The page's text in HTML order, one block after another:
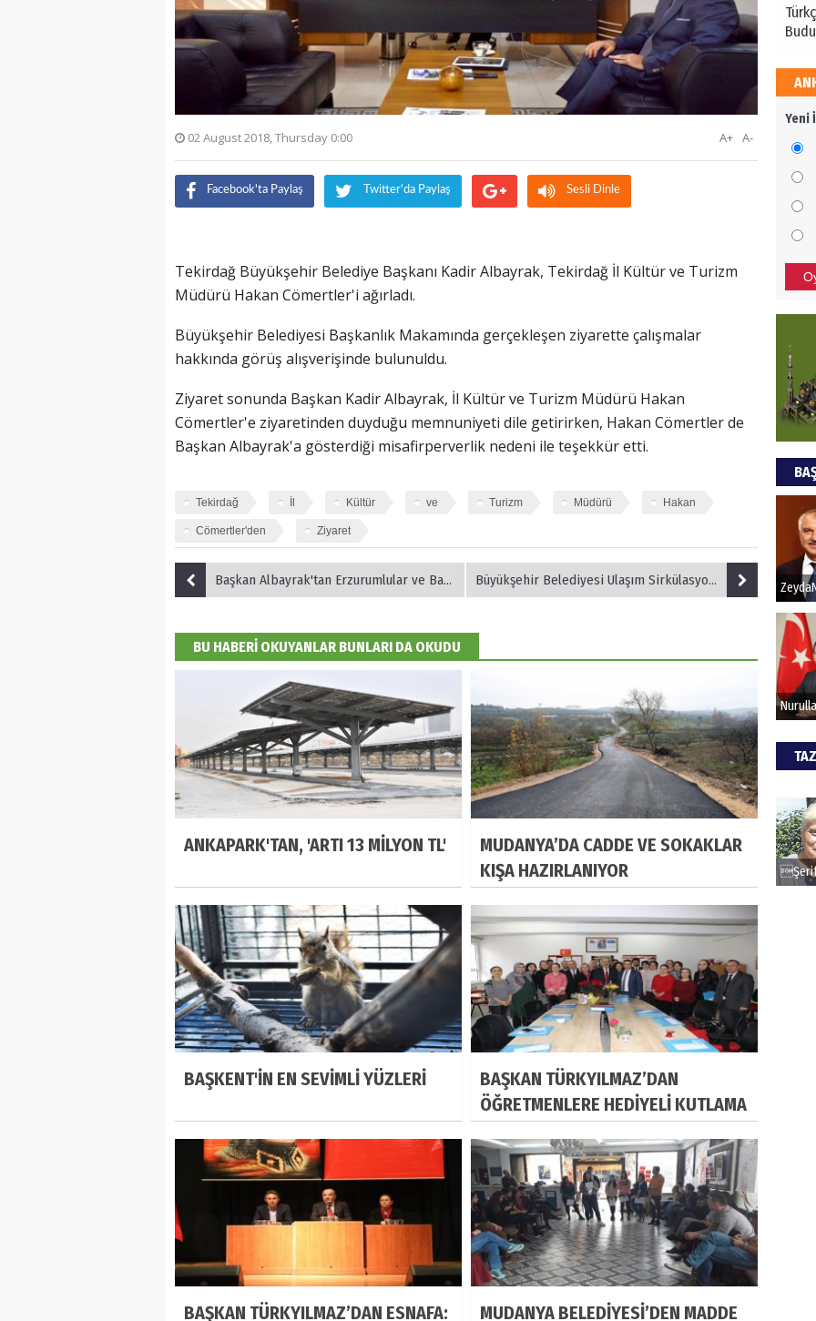
02 August 2018, Thursday 0:00 A-
A+
Facebook'ta Paylaş Twitter'da Paylaş Sesli Dinle
Tekirdağ Büyükşehir Belediye Başkanı Kadir Albayrak, Tekirdağ İl Kültür ve Turizm
Müdürü Hakan Cömertler'i ağırladı.
Büyükşehir Belediyesi Başkanlık Makamında gerçekleşen ziyarette çalışmalar
hakkında görüş alışverişinde bulunuldu.
Ziyaret sonunda Başkan Kadir Albayrak, İl Kültür ve Turizm Müdürü Hakan
Cömertler'e ziyaretinden duyduğu memnuniyeti dile getirirken, Hakan Cömertler de
Başkan Albayrak'a gösterdiği misafirperverlik nedeni ile teşekkür etti.
Tekirdağ Kültür ve Turizm Müdürü Hakan
Cömertler'den Ziyaret
Başkan Albayrak'tan Erzurumlular ve Bayburtlular Derneği'ne Ziyaret Büyükşehir Belediyesi Ulaşım Sirkülasyon Toplantısı Gerçekleşti
BU HABERİ OKUYANLAR BUNLARI DA OKUDU
ANKAPARK'TAN, 'ARTI 13 MİLYON TL'
MUDANYA’DA CADDE VE SOKAKLAR
KIŞA HAZIRLANIYOR
BAŞKENT'İN EN SEVİMLİ YÜZLERİ
BAŞKAN TÜRKYILMAZ’DAN
ÖĞRETMENLERE HEDİYELİ KUTLAMA
BAŞKAN TÜRKYILMAZ’DAN ESNAFA: MUDANYA BELEDİYESİ’DEN MADDE
Bu
Yeni